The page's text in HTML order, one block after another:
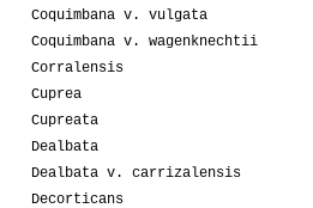
Coquimbana v. vulgata
Coquimbana v. wagenknechtii
Corralensis
Cuprea
Cupreata
Dealbata
Dealbata v. carrizalensis
Decorticans